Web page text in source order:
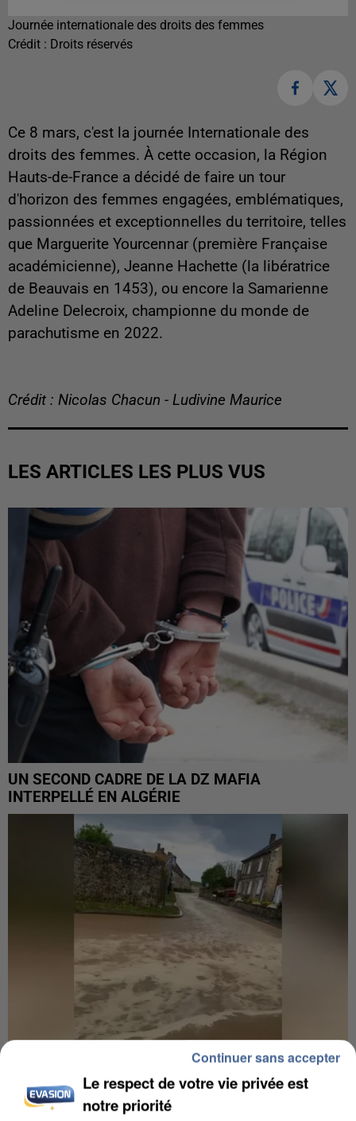
Journée internationale des droits des femmes
Crédit : Droits réservés
Ce 8 mars, c'est la journée Internationale des
droits des femmes. À cette occasion, la Région
Hauts-de-France a décidé de faire un tour
d'horizon des femmes engagées, emblématiques,
passionnées et exceptionnelles du territoire, telles
que Marguerite Yourcennar (première Française
académicienne), Jeanne Hachette (la libératrice
de Beauvais en 1453), ou encore la Samarienne
Adeline Delecroix, championne du monde de
parachutisme en 2022.
Crédit : Nicolas Chacun - Ludivine Maurice
LES ARTICLES LES PLUS VUS
UN SECOND CADRE DE LA DZ MAFIA
INTERPELLÉ EN ALGÉRIE
UNE TOURISTE DE L’OISE EMPORTÉE PAR UNE
COULÉE DE BOUE EN HAUTE-SAVOIE
Le respect de votre vie privée est
notre priorité
Continuer sans accepter